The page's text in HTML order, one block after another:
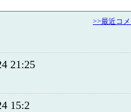
>>最近コ
21:25
15:2